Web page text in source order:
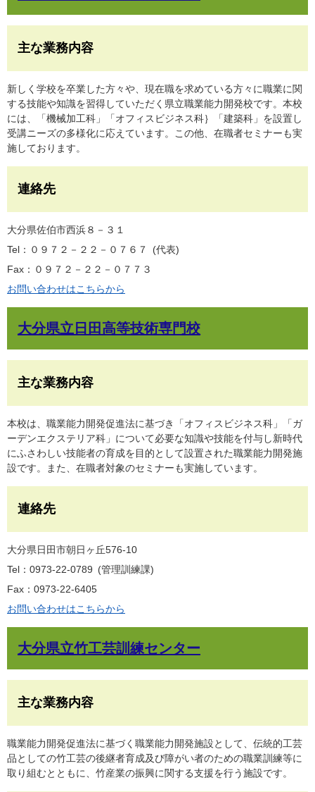
主な業務内容
新しく学校を卒業した方々や、現在職を求めている方々に職業に関
する技能や知識を習得していただく県立職業能力開発校です。本校
には、「機械加工科」「オフィスビジネス科｝「建築科」を設置し
受講ニーズの多様化に応えています。この他、在職者セミナーも実
施しております。
連絡先
大分県佐伯市西浜８－３１
Tel：０９７２－２２－０７６７
代表
Fax：０９７２－２２－０７７３
お問い合わせはこちらから
大分県立日田高等技術専門校
主な業務内容
本校は、職業能力開発促進法に基づき「オフィスビジネス科」「ガ
ーデンエクステリア科」について必要な知識や技能を付与し新時代
にふさわしい技能者の育成を目的として設置された職業能力開発施
設です。また、在職者対象のセミナーも実施しています。
連絡先
大分県日田市朝日ヶ丘576-10
Tel：0973-22-0789
管理訓練課
Fax：0973-22-6405
お問い合わせはこちらから
大分県立竹工芸訓練センター
主な業務内容
職業能力開発促進法に基づく職業能力開発施設として、伝統的工芸
品としての竹工芸の後継者育成及び障がい者のための職業訓練等に
取り組むとともに、竹産業の振興に関する支援を行う施設です。